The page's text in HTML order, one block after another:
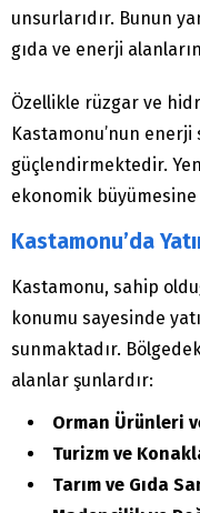
unsurlarıdır. Bunun
gıda ve enerji
Özellikle rüzgar ve
Kastamonu’nun
güçlendirmektedir.
ekonomik büyümesine
Kastamonu’da
Kastamonu, sahip
konumu sayesinde
sunmaktadır.
alanlar şunlardır:
Orman Ürünleri
Turizm ve
Tarım ve Gıda